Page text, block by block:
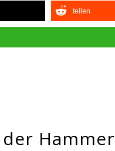
teilen
Hammer